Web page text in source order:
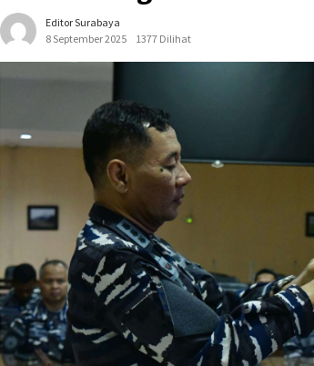
Editor Surabaya
8 September 2025
1377 Dilihat